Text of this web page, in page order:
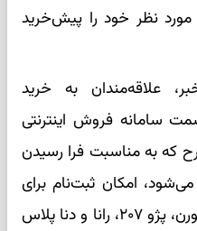
نظر خود را پیش‌خرید
علاقه‌مندان به خرید
سامانه فروش اینترنتی
که به مناسبت فرا رسیدن
امکان ثبت‌نام برای
خرید خودرو‌هایی مانند تارا، سورن، پژو ۲۰۷، رانا و دنا پلاس